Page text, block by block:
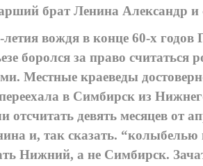
брат Ленина Александр и
вождя в конце 60-х
боролся за право
Местные краеведы
в Симбирск из
отсчитать девять месяцев от
и, так сказать.
Нижний, а не Симбирск.